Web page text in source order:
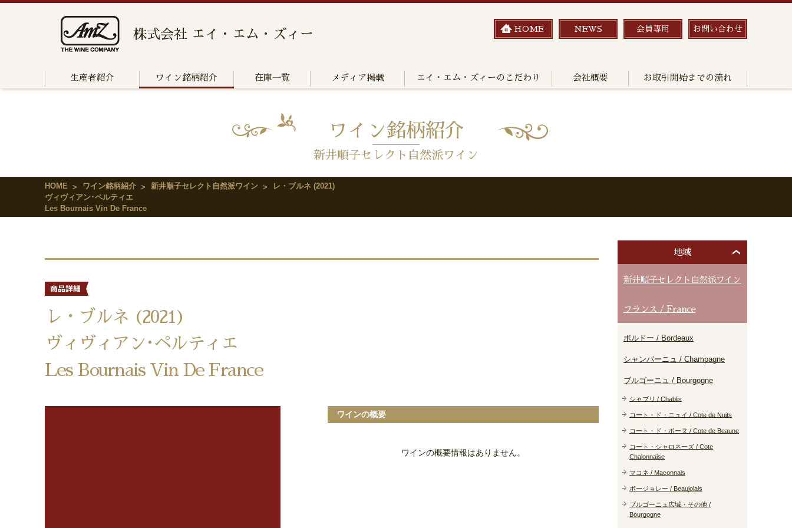
株式会社 エイ・エム・ズィー HOME NEWS 会員専用 お問い合わせ
生産者紹介 ワイン銘柄紹介 在庫一覧 メディア掲載 エイ・エム・ズィーのこだわり 会社概要 お取引開始までの流れ
ワイン銘柄紹介
新井順子セレクト自然派ワイン
HOME ワイン銘柄紹介 新井順子セレクト自然派ワイン
レ・ブルネ (2021)
ヴィヴィアン･ペルティエ
Les Bournais Vin De France
レ・ブルネ (2021)
ヴィヴィアン･ペルティエ
Les Bournais Vin De France
ワインの概要
ワインの概要情報はありません。
地域
新井順子セレクト自然派ワイン
フランス / France
ボルドー / Bordeaux
シャンパーニュ / Champagne
ブルゴーニュ / Bourgogne
シャブリ / Chablis
コート・ド・ニュイ / Cote de Nuits
コート・ド・ボーヌ / Cote de Beaune
コート・シャロネーズ / Cote
Chalonnaise
マコネ / Maconnais
ボージョレー / Beaujolais
ブルゴーニュ広域・その他 /
Bourgogne